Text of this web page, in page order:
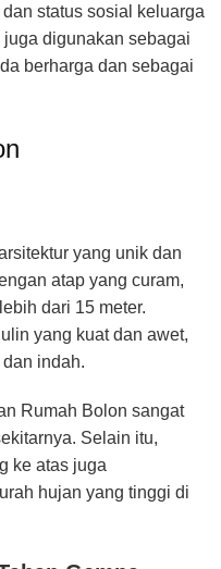
status sosial keluarga
digunakan sebagai
berharga dan sebagai
yang unik dan
atap yang curam,
dari 15 meter.
yang kuat dan awet,
indah.
Rumah Bolon sangat
Selain itu,
ke atas juga
hujan yang tinggi di